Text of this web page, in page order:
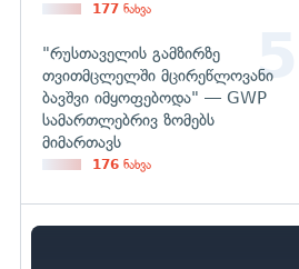
177 ნახვა
"რუსთაველის გამზირზე
თვითმცლელში მცირეწლოვანი
ბავშვი იმყოფებოდა" — GWP
სამართლებრივ ზომებს
მიმართავს
176 ნახვა